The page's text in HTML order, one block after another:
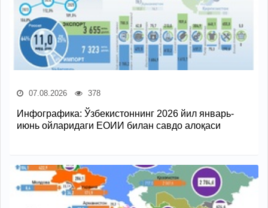
07.08.2026 378
Инфографика: Ўзбекистоннинг 2026 йил январь-
июнь ойларидаги ЕОИИ билан савдо алоқаси